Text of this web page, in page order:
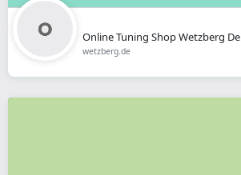
Online Tuning Shop Wetzberg
wetzberg.de